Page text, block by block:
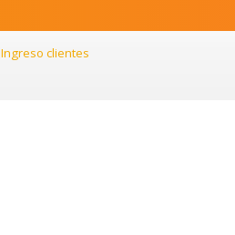
Ingreso clientes